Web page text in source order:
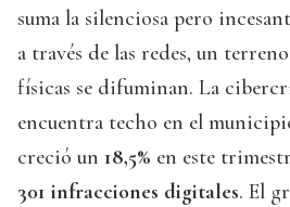
suma la silenciosa pero
a través de las redes, un
físicas se difuminan. La
encuentra techo en el
creció un 18,5% en este
301 infracciones digitales. El